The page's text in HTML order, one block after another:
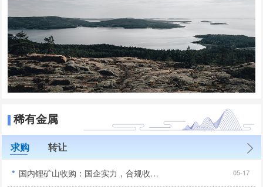
稀有金属
求购 转让
· 国内锂矿山收购：国企实力，合规收购，优质资源优先... 05-17